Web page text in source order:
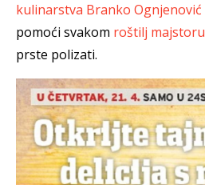
kulinarstva Branko Ognjenović
pomoći svakom roštilj majstoru
prste polizati.